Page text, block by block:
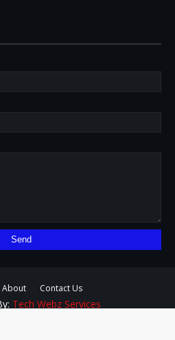
About Contact Us
Tech Webz Services